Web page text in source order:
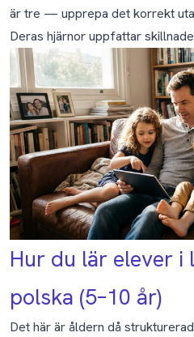
är tre — upprepa det korrekt
Deras hjärnor uppfattar
Hur du lär elever i
polska (5–10 år)
Det här är åldern då